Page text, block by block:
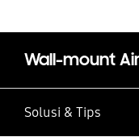
Solusi & Tips